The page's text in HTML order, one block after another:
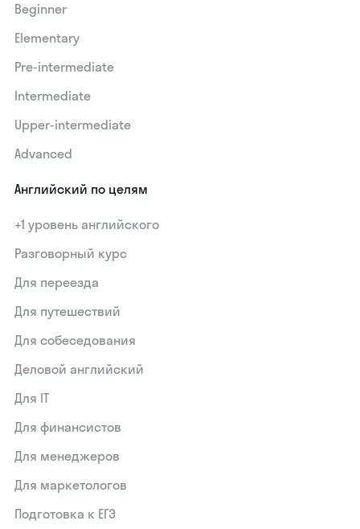
Beginner
Elementary
Pre-intermediate
Intermediate
Upper-intermediate
Advanced
Английский по целям
+1 уровень английского
Разговорный курс
Для переезда
Для путешествий
Для собеседования
Деловой английский
Для IT
Для финансистов
Для менеджеров
Для маркетологов
Подготовка к ЕГЭ